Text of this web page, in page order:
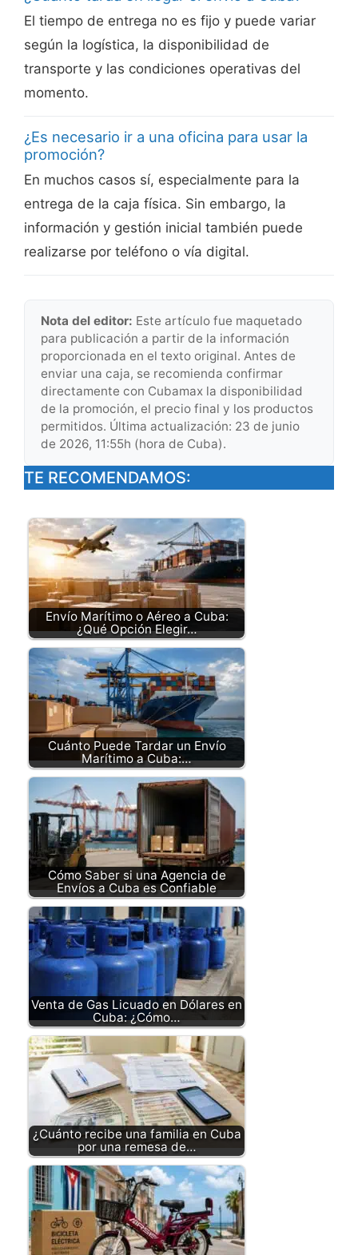
El tiempo de entrega no es fijo y puede variar
según la logística, la disponibilidad de
transporte y las condiciones operativas del
momento.
¿Es necesario ir a una oficina para usar la
promoción?
En muchos casos sí, especialmente para la
entrega de la caja física. Sin embargo, la
información y gestión inicial también puede
realizarse por teléfono o vía digital.
Nota del editor: Este artículo fue maquetado
para publicación a partir de la información
proporcionada en el texto original. Antes de
enviar una caja, se recomienda confirmar
directamente con Cubamax la disponibilidad
de la promoción, el precio final y los productos
permitidos. Última actualización: 23 de junio
de 2026, 11:55h (hora de Cuba).
TE RECOMENDAMOS:
Envío Marítimo o Aéreo a Cuba:
¿Qué Opción Elegir…
Cuánto Puede Tardar un Envío
Marítimo a Cuba:…
Cómo Saber si una Agencia de
Envíos a Cuba es Confiable
Venta de Gas Licuado en Dólares en
Cuba: ¿Cómo…
¿Cuánto recibe una familia en Cuba
por una remesa de…